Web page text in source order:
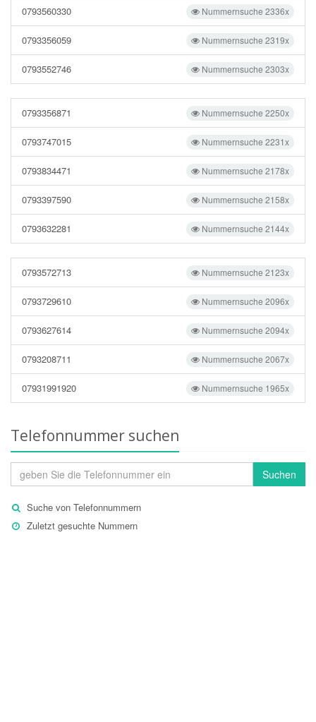
Nummernsuche 2336x
0793560330
Nummernsuche 2319x
0793356059
Nummernsuche 2303x
0793552746
Nummernsuche 2250x
0793356871
Nummernsuche 2231x
0793747015
Nummernsuche 2178x
0793834471
Nummernsuche 2158x
0793397590
Nummernsuche 2144x
0793632281
Nummernsuche 2123x
0793572713
Nummernsuche 2096x
0793729610
Nummernsuche 2094x
0793627614
Nummernsuche 2067x
0793208711
Nummernsuche 1965x
07931991920
Telefonnummer suchen
Suchen
Suche von Telefonnummern
Zuletzt gesuchte Nummern